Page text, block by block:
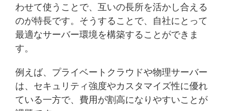
わせて使うことで、互いの長所を活かし合える
のが特長です。そうすることで、自社にとって
最適なサーバー環境を構築することができま
す。
例えば、プライベートクラウドや物理サーバー
は、セキュリティ強度やカスタマイズ性に優れ
ている一方で、費用が割高になりやすいことが